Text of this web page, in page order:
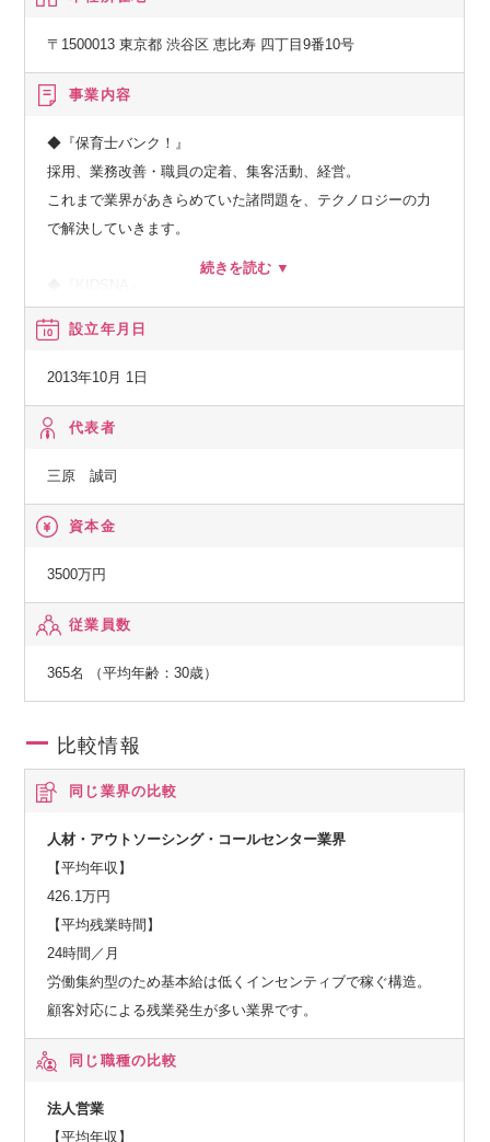
〒1500013 東京都 渋谷区 恵比寿 四丁目9番10号
事業内容
◆『保育士バンク！』
採用、業務改善・職員の定着、集客活動、経営。
これまで業界があきらめていた諸問題を、テクノロジーの力
で解決していきます。
通じ多様な選択肢を提供しながら、子どもとの生活をより充
実したものにするサービスです。
◆『おもてなしHR』
て将来に渡り活力ある地域社会を構築していくために、地方
の重要産業である観光業界を支援します。
◆『hospitality Careers』
争力を強化します。
開を通して確立した解決策を、日本と同様の課題に直面する
回していくことを目的としています。
設立年月日
2013年10月 1日
代表者
三原 誠司
資本金
3500万円
従業員数
365名 （平均年齢：30歳）
比較情報
同じ業界の比較
人材・アウトソーシング・コールセンター業界
【平均年収】
426.1万円
【平均残業時間】
24時間／月
労働集約型のため基本給は低くインセンティブで稼ぐ構造。
顧客対応による残業発生が多い業界です。
同じ職種の比較
法人営業
【平均年収】